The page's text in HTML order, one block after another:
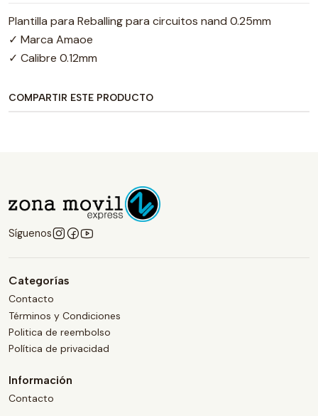
Plantilla para Reballing para circuitos nand 0.25mm
✓ Marca Amaoe
✓ Calibre 0.12mm
COMPARTIR ESTE PRODUCTO
Síguenos
Categorías
Contacto
Términos y Condiciones
Politica de reembolso
Política de privacidad
Información
Contacto